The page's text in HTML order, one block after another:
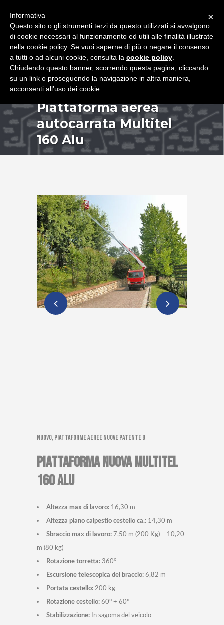
Piattaforma aerea
autocarrata Multitel
160 Alu
Nuovo, Piattaforme aeree nuove patente B
PIATTAFORMA NUOVA MULTITEL
160 ALU
Altezza max di lavoro: 16,30 m
Altezza piano calpestio cestello ca.: 14,30 m
Sbraccio max di lavoro: 7,50 m (200 Kg) – 10,20
m (80 kg)
Rotazione torretta: 360°
Escursione telescopica del braccio: 6,82 m
Portata cestello: 200 kg
Rotazione cestello: 60° + 60°
Stabilizzazione: In sagoma del veicolo
×
Informativa
Questo sito o gli strumenti terzi da questo utilizzati si avvalgono
di cookie necessari al funzionamento ed utili alle finalità illustrate
nella cookie policy. Se vuoi saperne di più o negare il consenso
a tutti o ad alcuni cookie, consulta la cookie policy
Chiudendo questo banner, scorrendo questa pagina, cliccando
su un link o proseguendo la navigazione in altra maniera,
acconsenti all’uso dei cookie.